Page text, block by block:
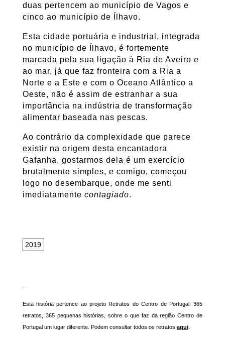
duas pertencem ao município de Vagos e
cinco ao município de Ílhavo.
Esta cidade portuária e industrial, integrada
no município de Ílhavo, é fortemente
marcada pela sua ligação à Ria de Aveiro e
ao mar, já que faz fronteira com a Ria a
Norte e a Este e com o Oceano Atlântico a
Oeste, não é assim de estranhar a sua
importância na indústria de transformação
alimentar baseada nas pescas.
Ao contrário da complexidade que parece
existir na origem desta encantadora
Gafanha, gostarmos dela é um exercício
brutalmente simples, e comigo, começou
logo no desembarque, onde me senti
imediatamente contagiado.
2019
—
Esta história pertence ao projeto Retratos do Centro de Portugal. 365
retratos, 365 pequenas histórias, sobre o que faz da região Centro de
Portugal um lugar diferente. Podem consultar todos os retratos aqui.